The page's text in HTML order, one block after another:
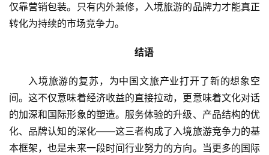
仅靠营销包装。只有内外兼修，入境旅游的品牌力才能真正
转化为持续的市场竞争力。
结语
入境旅游的复苏，为中国文旅产业打开了新的想象空
间。这不仅意味着经济收益的直接拉动，更意味着文化对话
的加深和国际形象的塑造。服务体验的升级、产品结构的优
化、品牌认知的深化——这三者构成了入境旅游竞争力的基
本框架，也是未来一段时间行业努力的方向。当更多的国际